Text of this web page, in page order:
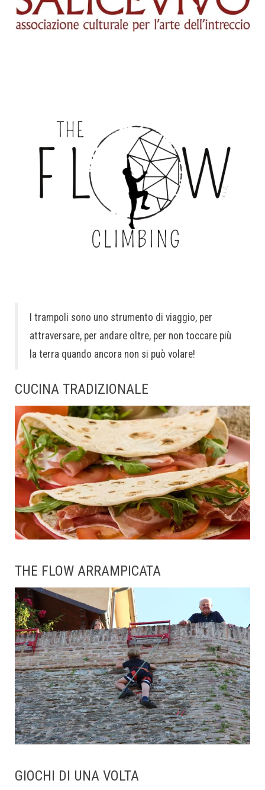
I trampoli sono uno strumento di viaggio, per
attraversare, per andare oltre, per non toccare più
la terra quando ancora non si può volare!
CUCINA TRADIZIONALE
THE FLOW ARRAMPICATA
GIOCHI DI UNA VOLTA